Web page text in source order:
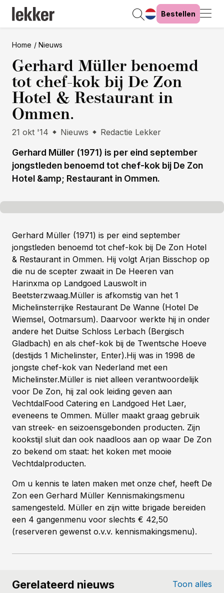
Bestellen
Home Nieuws
Gerhard Müller benoemd
tot chef-kok bij De Zon
Hotel & Restaurant in
Ommen.
21 okt '14 Nieuws Redactie Lekker
Gerhard Müller (1971) is per eind september
jongstleden benoemd tot chef-kok bij De Zon
Hotel &amp; Restaurant in Ommen.
Gerhard Müller (1971) is per eind september
jongstleden benoemd tot chef-kok bij De Zon Hotel
& Restaurant in Ommen. Hij volgt Arjan Bisschop op
die nu de scepter zwaait in De Heeren van
Harinxma op Landgoed Lauswolt in
Beetsterzwaag.Müller is afkomstig van het 1
Michelinsterrijke Restaurant De Wanne (Hotel De
Wiemsel, Ootmarsum). Daarvoor werkte hij in onder
andere het Duitse Schloss Lerbach (Bergisch
Gladbach) en als chef-kok bij de Twentsche Hoeve
(destijds 1 Michelinster, Enter).Hij was in 1998 de
jongste chef-kok van Nederland met een
Michelinster.Müller is niet alleen verantwoordelijk
voor De Zon, hij zal ook leiding geven aan
VechtdalFood Catering en Landgoed Het Laer,
eveneens te Ommen. Müller maakt graag gebruik
van streek- en seizoensgebonden producten. Zijn
kookstijl sluit dan ook naadloos aan op waar De Zon
zo bekend om staat: het koken met mooie
Vechtdalproducten.
Om u kennis te laten maken met onze chef, heeft De
Zon een Gerhard Müller Kennismakingsmenu
samengesteld. Müller en zijn witte brigade bereiden
een 4 gangenmenu voor slechts € 42,50
(reserveren gewenst o.v.v. kennismakingsmenu).
Gerelateerd nieuws Toon alles